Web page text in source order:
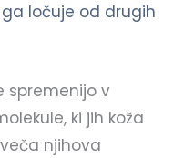
ločuje od drugih
spremenijo v
ki jih koža
njihova